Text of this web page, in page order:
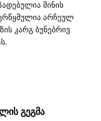
მინის
არჩეულ
კარგ ბუნებრივ
ᲒᲔᲒᲛᲐ